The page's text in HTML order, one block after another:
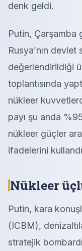
denk geldi.
Putin, Çarşamba
Rusya’nın devlet
değerlendirildiği
toplantısında
nükleer
payı şu anda
nükleer güçler
ifadelerini
Nükleer
Putin, kara
(ICBM),
stratejik